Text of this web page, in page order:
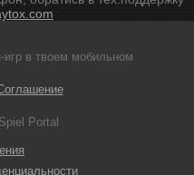
в твоем мобильном
Portal